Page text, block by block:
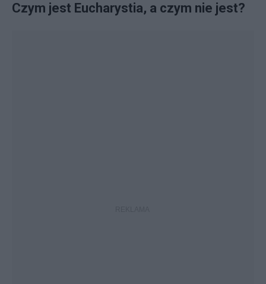
Czym jest Eucharystia, a czym nie jest?